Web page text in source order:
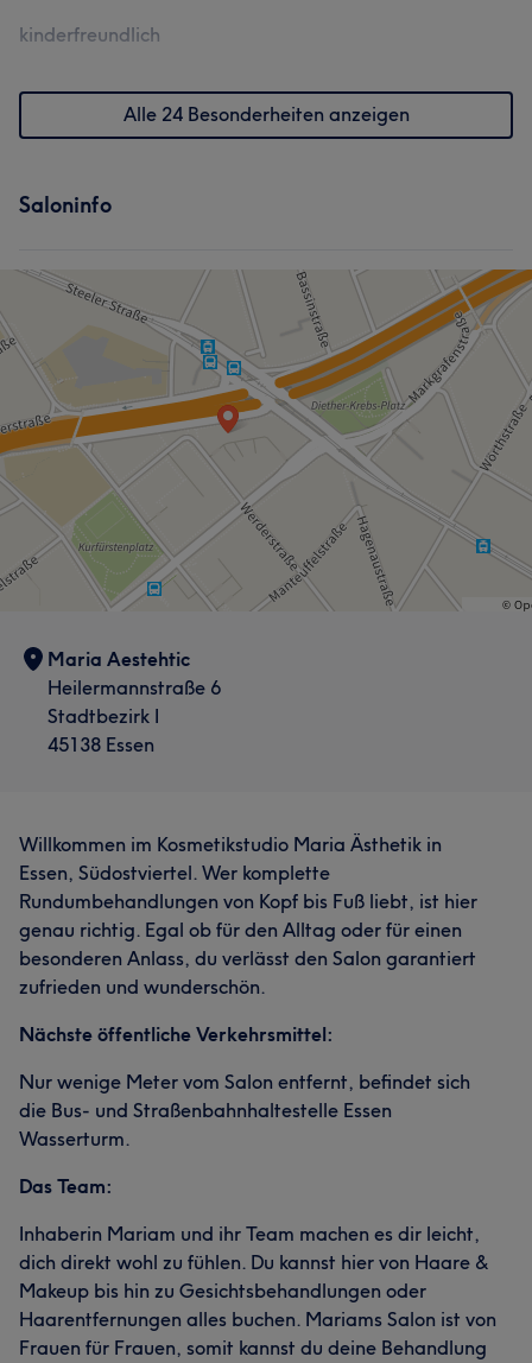
kinderfreundlich
Alle 24 Besonderheiten anzeigen
Saloninfo
Maria Aestehtic
Heilermannstraße 6
Stadtbezirk I
45138 Essen
Willkommen im Kosmetikstudio Maria Ästhetik in
Essen, Südostviertel. Wer komplette
Rundumbehandlungen von Kopf bis Fuß liebt, ist hier
genau richtig. Egal ob für den Alltag oder für einen
besonderen Anlass, du verlässt den Salon garantiert
zufrieden und wunderschön.
Nächste öffentliche Verkehrsmittel:
Nur wenige Meter vom Salon entfernt, befindet sich
die Bus- und Straßenbahnhaltestelle Essen
Wasserturm.
Das Team:
Inhaberin Mariam und ihr Team machen es dir leicht,
dich direkt wohl zu fühlen. Du kannst hier von Haare &
Makeup bis hin zu Gesichtsbehandlungen oder
Haarentfernungen alles buchen. Mariams Salon ist von
Frauen für Frauen, somit kannst du deine Behandlung